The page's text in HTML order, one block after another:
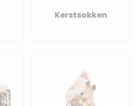
Kerstsokken